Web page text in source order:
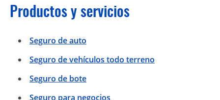
Productos y servicios
Seguro de auto
Seguro de vehículos todo terreno
Seguro de bote
Seguro para negocios